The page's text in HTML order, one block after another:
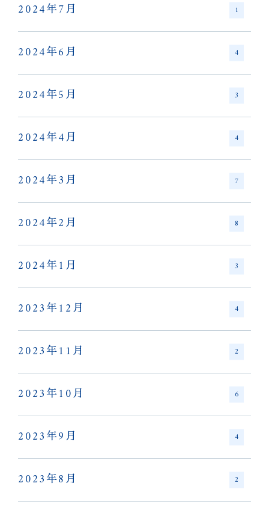
2024年7月 1
2024年6月 4
2024年5月 3
2024年4月 4
2024年3月 7
2024年2月 8
2024年1月 3
2023年12月 4
2023年11月 2
2023年10月 6
2023年9月 4
2023年8月 2